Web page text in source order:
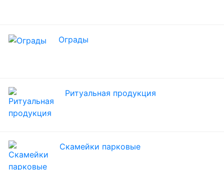
Ограды
Ритуальная продукция
Скамейки парковые